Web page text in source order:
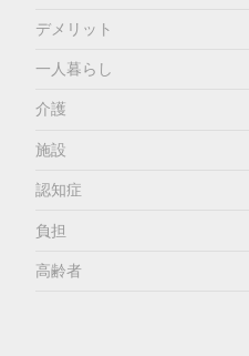
デメリット
一人暮らし
介護
施設
認知症
負担
高齢者